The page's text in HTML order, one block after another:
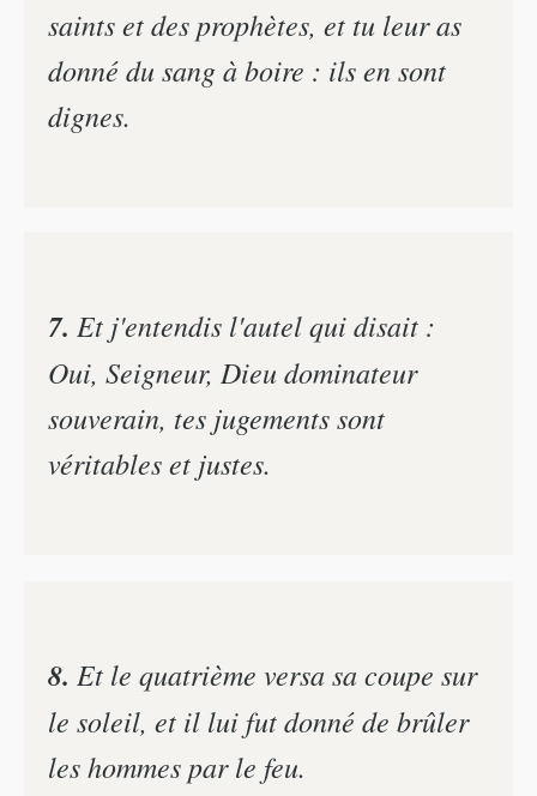
saints et des prophètes, et tu leur as
donné du sang à boire : ils en sont
dignes.
7. Et j'entendis l'autel qui disait :
Oui, Seigneur, Dieu dominateur
souverain, tes jugements sont
véritables et justes.
8. Et le quatrième versa sa coupe sur
le soleil, et il lui fut donné de brûler
les hommes par le feu.